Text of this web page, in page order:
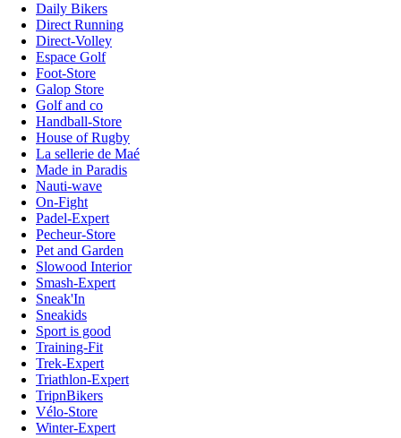
Daily Bikers
Direct Running
Direct-Volley
Espace Golf
Foot-Store
Galop Store
Golf and co
Handball-Store
House of Rugby
La sellerie de Maé
Made in Paradis
Nauti-wave
On-Fight
Padel-Expert
Pecheur-Store
Pet and Garden
Slowood Interior
Smash-Expert
Sneak'In
Sneakids
Sport is good
Training-Fit
Trek-Expert
Triathlon-Expert
TripnBikers
Vélo-Store
Winter-Expert